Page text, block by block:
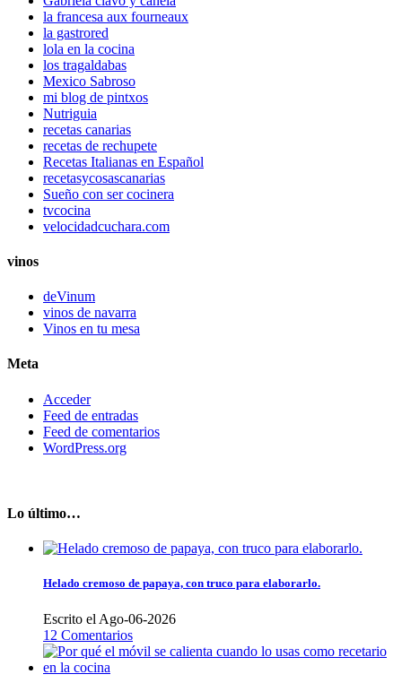
la francesa aux fourneaux
la gastrored
lola en la cocina
los tragaldabas
Mexico Sabroso
mi blog de pintxos
Nutriguia
recetas canarias
recetas de rechupete
Recetas Italianas en Español
recetasycosascanarias
Sueño con ser cocinera
tvcocina
velocidadcuchara.com
vinos
deVinum
vinos de navarra
Vinos en tu mesa
Meta
Acceder
Feed de entradas
Feed de comentarios
WordPress.org
Lo último…
Helado cremoso de papaya, con truco para elaborarlo.
Escrito el Ago-06-2026
12 Comentarios